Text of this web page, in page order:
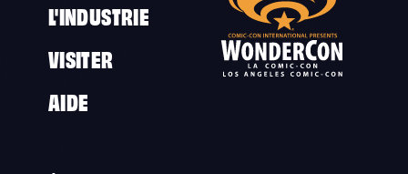
L'INDUSTRIE
VISITER
AIDE